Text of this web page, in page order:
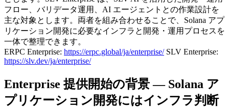
フロー、バリデータ運用、AI エージェントとの作業設計を
主な対象とします。両者を組み合わせることで、Solana アプ
リケーション開発に必要なインフラと開発・運用プロセスを
一体で整理できます。
ERPC Enterprise: https://erpc.global/ja/enterprise/SLV Enterprise:
https://slv.dev/ja/enterprise/
Enterprise 提供開始の背景 — Solana ア
プリケーション開発にはインフラ判断